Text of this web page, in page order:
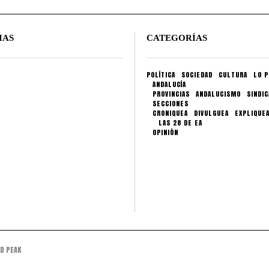
CATEGORÍAS
POLÍTICA SOCIEDAD CULTURA
LO
ANDALUCÍA
PROVINCIAS
ANDALUCISMO
SECCIONES
CRONIQUEA
DIVULGUEA
EXPLIQUEA
LAS 28 DE EA
OPINIÓN
PEAK